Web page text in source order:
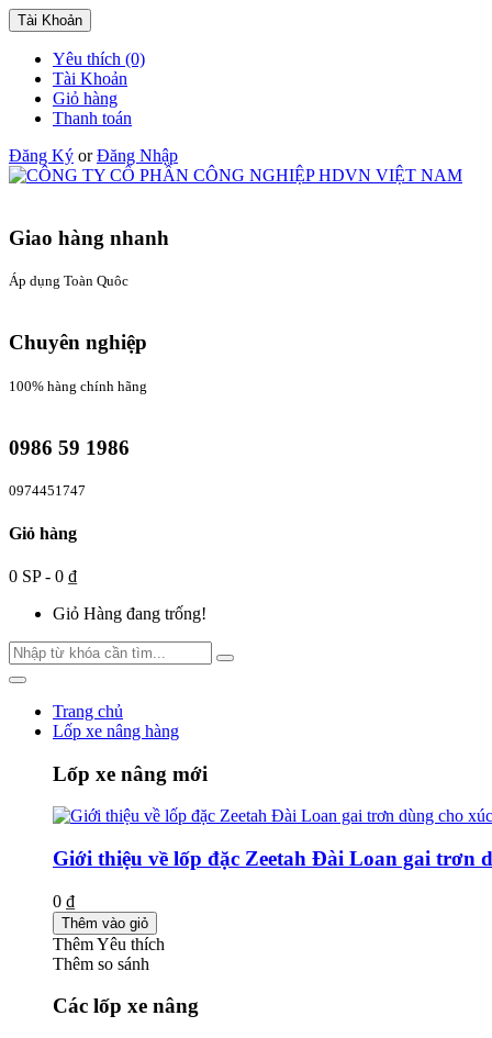
Tài Khoản
Yêu thích (0)
Tài Khoản
Giỏ hàng
Thanh toán
Đăng Ký orĐăng Nhập
Giao hàng nhanh
Áp dụng Toàn Quôc
Chuyên nghiệp
100% hàng chính hãng
0986 59 1986
0974451747
Giỏ hàng
0 SP - 0 ₫
Giỏ Hàng đang trống!
Trang chủ
Lốp xe nâng hàng
Lốp xe nâng mới
Giới thiệu về lốp đặc Zeetah Đài Loan gai trơn
0 ₫
Thêm vào giỏ
Thêm Yêu thích
Thêm so sánh
Các lốp xe nâng